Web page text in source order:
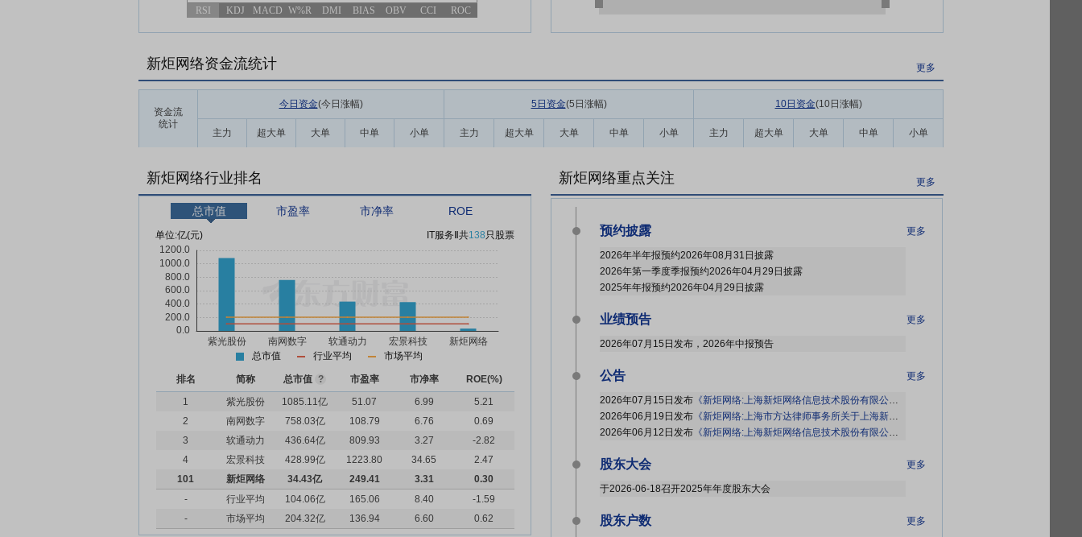
RSI KDJ MACD W%R DMI BIAS OBV CCI ROC
新炬网络资金流统计 更多
资金流
统计
今日资金(今日涨幅) 5日资金(5日涨幅) 10日资金(10日涨幅)
主力 超大单 大单 中单 小单 主力 超大单 大单 中单 小单 主力 超大单 大单 中单 小单
新炬网络行业排名
总市值 市盈率 市净率 ROE
单位:亿(元) IT服务Ⅱ 共138只股票
总市值 行业平均 市场平均
排名 简称 总市值 ? 市盈率 市净率
ROE(%)
1
紫光股份 1085.11亿 51.07 6.99
5.21
2
南网数字 758.03亿 108.79 6.76
0.69
3
软通动力 436.64亿 809.93 3.27
-2.82
4
宏景科技 428.99亿 1223.80 34.65
2.47
101
新炬网络 34.43亿 249.41 3.31
0.30
-
行业平均 104.06亿 165.06 8.40
-1.59
-
市场平均 204.32亿 136.94 6.60 0.62
新炬网络重点关注 更多
预约披露 更多
2026年半年报预约2026年08月31日披露
2026年第一季度季报预约2026年04月29日披露
2025年年报预约2026年04月29日披露
业绩预告 更多
2026年07月15日发布，2026年中报预告
公告 更多
2026年07月15日发布 《新炬网络:上海新炬网络信息技术股份有限公司2026年半年度业绩预告》
2026年06月19日发布 《新炬网络:上海市方达律师事务所关于上海新炬网络信息技术股份有限公司2025年年度股东会的法律意见书》
2026年06月12日发布 《新炬网络:上海新炬网络信息技术股份有限公司2025年年度股东会会议资料》
股东大会 更多
于2026-06-18召开2025年年度股东大会
股东户数 更多